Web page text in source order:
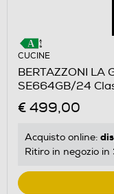
CUCINE
BERTAZZONI LA
SE664GB/24
€ 499,00
Acquisto online:
Ritiro in negozio